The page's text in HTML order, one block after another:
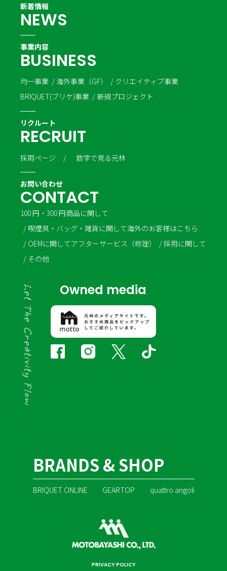
新着情報
NEWS
事業内容
BUSINESS
均一事業 海外事業（GF）
クリエイティブ事業
BRIQUET(ブリケ)事業
新規プロジェクト
リクルート
RECRUIT
採用ページ 数字で見る元林
お問い合わせ
CONTACT
100 円・300 円商品に関して
喫煙具・バッグ・雑貨に関して海外のお客様はこちら
OEMに関してアフターサービス（修理）
採用に関して
その他
Owned media
BRANDS & SHOP
BRIQUET ONLINE GEARTOP quattro angoli
PRIVACY POLICY